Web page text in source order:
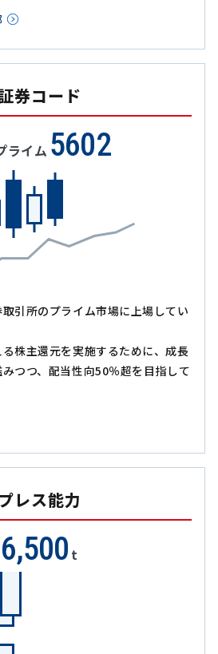
券コード
ライム 5602
引所のプライム市場に上場してい
株主還元を実施するために、成長
つつ、配当性向50％超を目指して
プレス能力
6,500 t